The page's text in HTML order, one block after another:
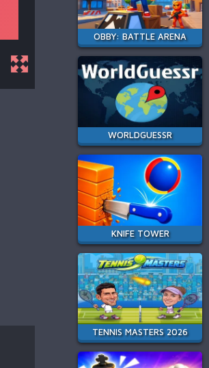
OBBY: BATTLE ARENA
WORLDGUESSR
KNIFE TOWER
TENNIS MASTERS 2026